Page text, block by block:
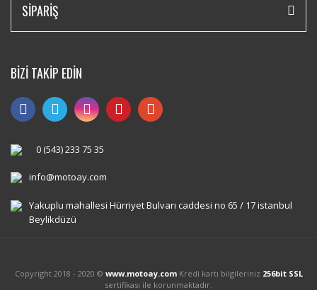
SİPARİŞ
BİZİ TAKİP EDİN
0 (543) 233 75 35
info@motoay.com
Yakuplu mahallesi Hürriyet Bulvarı caddesi no 65 / 17 istanbul
Beylikdüzü
Copyright 2018 - 2020 © www.motoay.comKredi kartı bilgileriniz 256bit SSL
sertifikası ile korunmaktadır.